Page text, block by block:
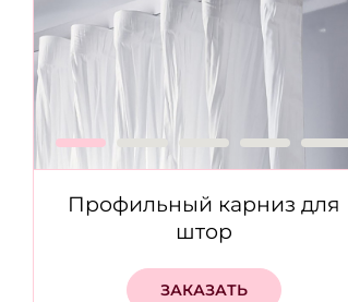
Профильный карниз для
штор
ЗАКАЗАТЬ